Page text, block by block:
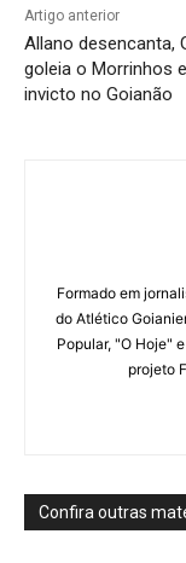
Artigo anterior
Allano desencanta,
goleia o Morrinhos
invicto no Goianão
Formado em
do Atlético
Popular, "O Hoje"
projeto
Confira outras